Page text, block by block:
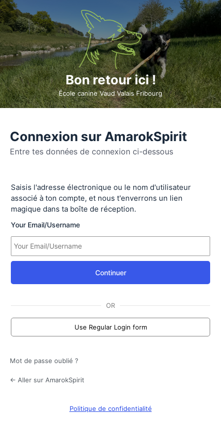
Connexion sur AmarokSpirit
Entre tes données de connexion ci-dessous
Se
connecter
Saisis l'adresse électronique ou le nom d'utilisateur
associé à ton compte, et nous t'enverrons un lien
magique dans ta boîte de réception.
Your Email/Username
Continuer
OR
Use Regular Login form
Mot de passe oublié ?
← Aller sur AmarokSpirit
Politique de confidentialité
Bon retour ici !
École canine Vaud Valais Fribourg